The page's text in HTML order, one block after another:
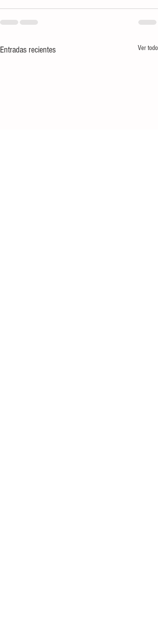
Entradas recientes Ver todo